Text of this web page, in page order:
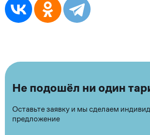
Не подошёл ни один
Оставьте заявку и мы сделаем
предложение